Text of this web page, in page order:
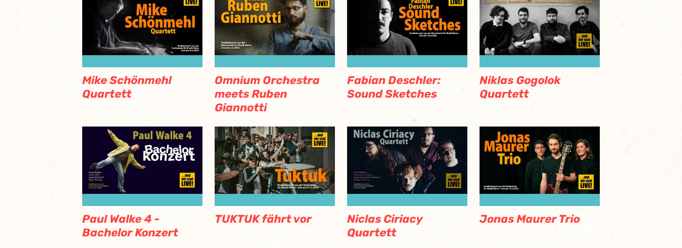
Mike Schönmehl
Quartett
Omnium Orchestra
meets Ruben
Giannotti
Fabian Deschler:
Sound Sketches
Niklas Gogolok
Quartett
Paul Walke 4 -
Bachelor Konzert
TUKTUK fährt vor
Niclas Ciriacy
Quartett
Jonas Maurer Trio